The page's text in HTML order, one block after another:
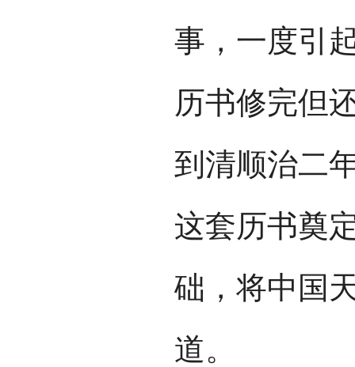
事，一度引
历书修完但
到清顺治二
这套历书奠
础，将中国
道。